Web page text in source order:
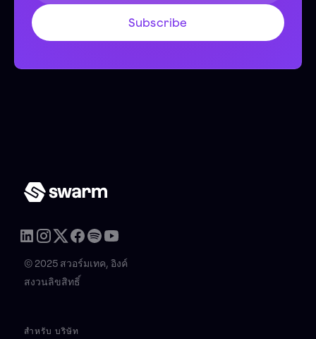
© 2025 สวอร์มเทค, อิงค์
สงวนลิขสิทธิ์
สำหรับ บริษัท